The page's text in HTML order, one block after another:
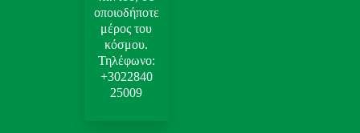
οποιοδήποτε
μέρος του
κόσμου.
Τηλέφωνο:
+3022840
25009